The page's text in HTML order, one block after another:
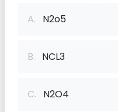
A. N2o5
B. NCL3
C. N2O4